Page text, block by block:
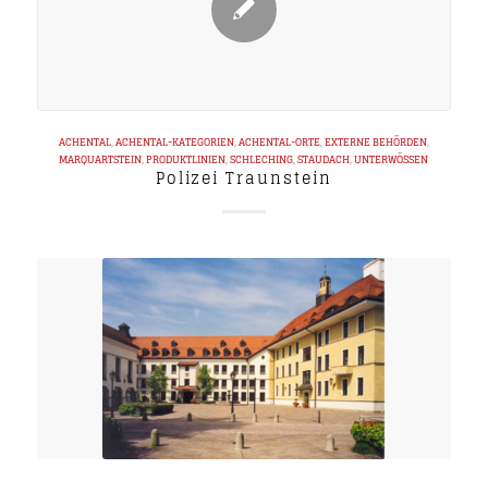
ACHENTAL,ACHENTAL-KATEGORIEN,ACHENTAL-ORTE,EXTERNE BEHÖRDEN,
MARQUARTSTEIN,PRODUKTLINIEN,SCHLECHING,STAUDACH,UNTERWÖSSEN
Polizei Traunstein